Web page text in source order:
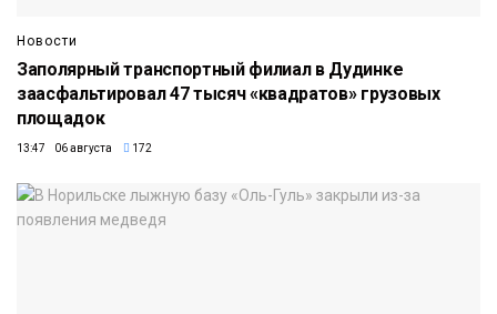
Новости
Заполярный транспортный филиал в Дудинке
заасфальтировал 47 тысяч «квадратов» грузовых
площадок
13:47 06 августа 172